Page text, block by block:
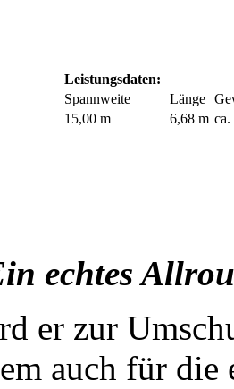
Leistungsdaten:
Spannweite
Länge
15,00 m
6,68 m ca.
echtes
er zur
auch für